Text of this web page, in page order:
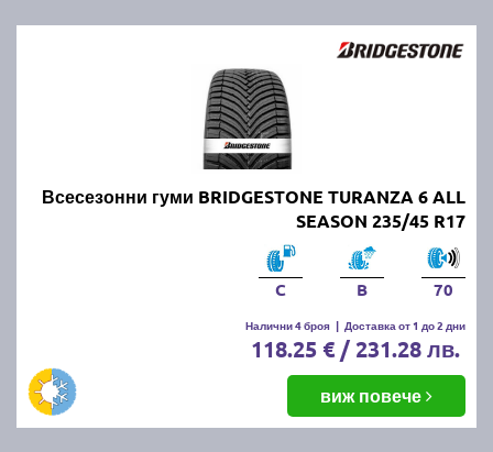
Всесезонни гуми BRIDGESTONE TURANZA 6 ALL
SEASON 235/45 R17
C B 70
Налични 4 броя | Доставка от 1 до 2 дни
118.25 € / 231.28 лв.
виж повече